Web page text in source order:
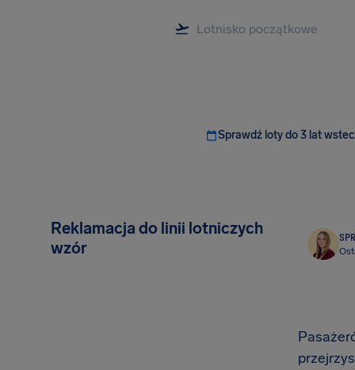
Sprawdź loty do 3 lat
Reklamacja do linii lotniczych
wzór